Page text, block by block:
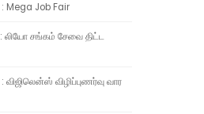
Mega Job Fair
லியோ சங்கம் சேவை திட்ட
விழிப்புணர்வு வார